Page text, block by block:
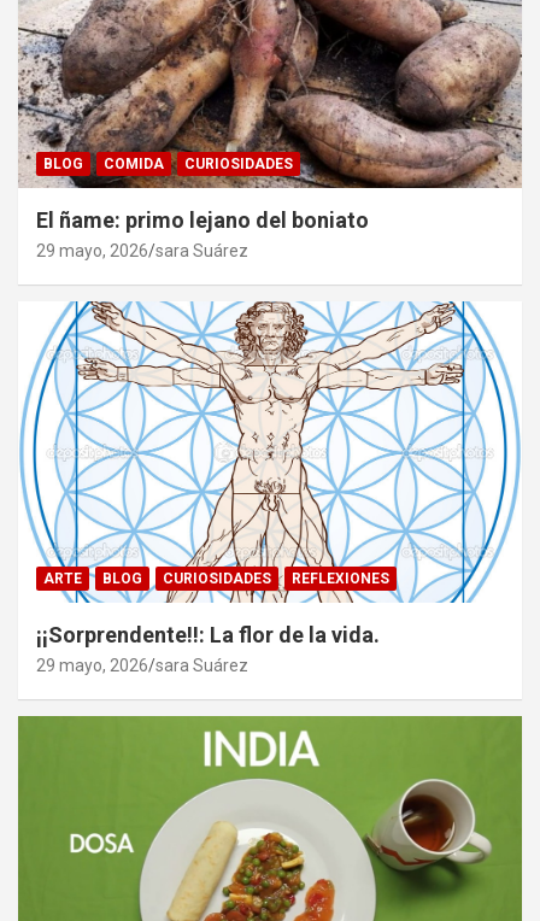
BLOG COMIDA CURIOSIDADES
El ñame: primo lejano del boniato
29 mayo, 2026 sara Suárez
ARTE BLOG CURIOSIDADES REFLEXIONES
¡¡Sorprendente!!: La flor de la vida.
29 mayo, 2026 sara Suárez